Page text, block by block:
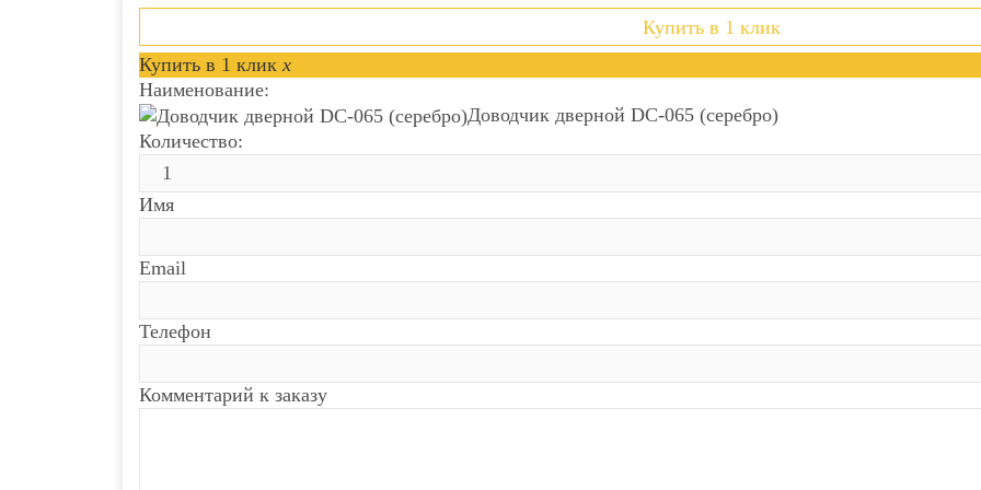
Купить в 1 клик
Купить в 1 клик x
Наименование:
Доводчик дверной DC-065 (серебро)
Количество:
Имя
Email
Телефон
Комментарий к заказу